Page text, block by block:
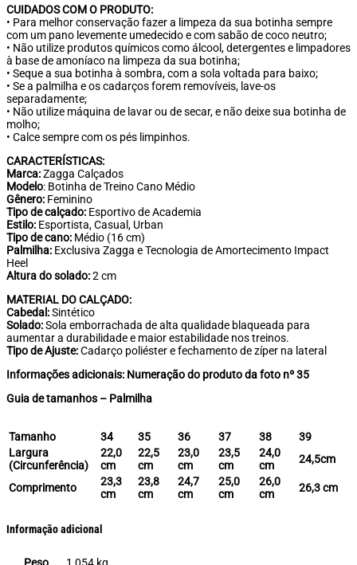
CUIDADOS COM O PRODUTO:
• Para melhor conservação fazer a limpeza da sua botinha sempre
com um pano levemente umedecido e com sabão de coco neutro;
• Não utilize produtos químicos como álcool, detergentes e limpadores
à base de amoníaco na limpeza da sua botinha;
• Seque a sua botinha à sombra, com a sola voltada para baixo;
• Se a palmilha e os cadarços forem removíveis, lave-os
separadamente;
• Não utilize máquina de lavar ou de secar, e não deixe sua botinha de
molho;
• Calce sempre com os pés limpinhos.
CARACTERÍSTICAS:
Marca:Zagga Calçados
Modelo: Botinha de Treino Cano Médio
Gênero: Feminino
Tipo de calçado: Esportivo de Academia
Estilo: Esportista, Casual, Urban
Tipo de cano: Médio (16 cm)
Palmilha: Exclusiva Zagga e Tecnologia de Amortecimento Impact
Heel
Altura do solado:2 cm
MATERIAL DO CALÇADO:
Cabedal:Sintético
Solado:Sola emborrachada de alta qualidade blaqueada para
aumentar a durabilidade e maior estabilidade nos treinos.
Tipo de Ajuste:Cadarço poliéster e fechamento de zíper na lateral
Informações adicionais: Numeração do produto da foto nº 35
Guia de tamanhos – Palmilha
Tamanho 34 35 36 37 38
39
Largura
(Circunferência)
22,0
cm
22,5
cm
23,0
cm
23,5
cm
24,0
cm
24,5cm
Comprimento
23,3
cm
23,8
cm
24,7
cm
25,0
cm
26,0
cm
26,3 cm
Informação adicional